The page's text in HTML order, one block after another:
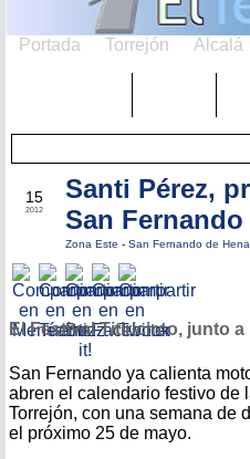
Portada Torrejón Alcalá
15
2012
Santi Pérez,
San Fernando
Zona Este - San Fernando de
El Festival Titiricirco, junto
San Fernando ya calienta
abren el calendario festivo de
Torrejón, con una semana de
el próximo 25 de mayo.